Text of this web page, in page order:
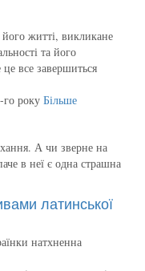
житті, викликане
та його
все завершиться
року Більше
А чи зверне на
в неї є одна страшна
латинської
натхненна